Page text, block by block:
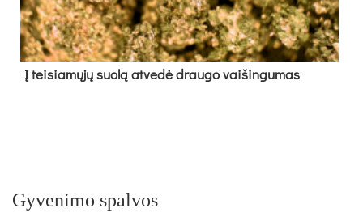
Į tei­sia­mų­jų suo­lą at­ve­dė drau­go vai­šin­gu­mas
Gyvenimo spalvos